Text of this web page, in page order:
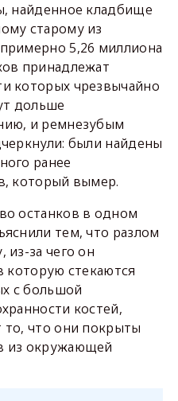
найденное кладбище
старому из
5,26 миллиона
принадлежат
которых чрезвычайно
дольше
и ремнезубым
были найдены
ранее
который вымер.
останков в одном
тем, что разлом
за чего он
которую стекаются
с большой
костей,
то, что они покрыты
из окружающей